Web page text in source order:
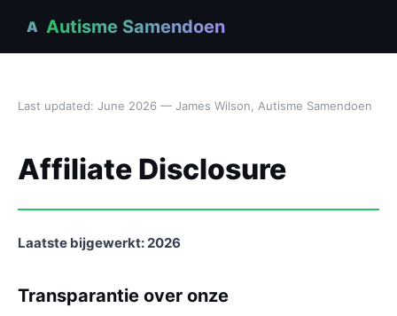
A Autisme Samendoen
Last updated: June 2026 — James Wilson, Autisme Samendoen
Affiliate Disclosure
Laatste bijgewerkt: 2026
Transparantie over onze